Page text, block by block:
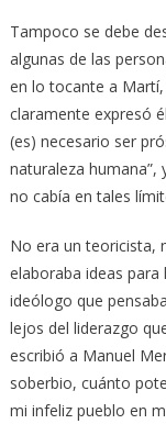
Tampoco se debe
algunas de las
en lo tocante a
claramente expresó
(es) necesario ser
naturaleza humana”,
no cabía en tales
No era un teoricista,
elaboraba ideas para
ideólogo que
lejos del liderazgo
escribió a Manuel
soberbio, cuánto
mi infeliz pueblo en